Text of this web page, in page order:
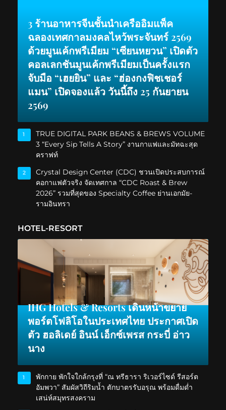
3 ร้านอาหารจีนชั้นนำเครืออิมแพ็ค
ฉลองเทศกาลมงคลไหว้พระจันทร์ 2569
ด้วยมูนเค้กพรีเมียม “เซียนหยวน” เปิดตัว
คอลเลกชันมูนเค้กพรีเมียมเป็นครั้งแรก
จับมือ “เฮยยิน” และ “ฮ่องกงฟิชเชอร์
แมน” เปิดจองแล้ว วันนี้ถึง 25 กันยายน
2569
1
TRUE DIGITAL PARK BEANS & BREWS VOLUME
3 “Every Sip Tells A Story” งานกาแฟและมัทฉะสุด
คราฟท์
2
Crystal Design Center (CDC) ชวนเปิดประสบการณ์
คอกาแฟตัวจริง จัดเทศกาล “CDC Roast & Brew
2026” รวมที่สุดของ Specialty Coffee ย่านเอกมัย-
รามอินทรา
HOTEL-RESORT
IHG Hotels & Resorts เดินหน้าขยาย
พอร์ตโฟลิโอในประเทศไทย ประกาศเปิด
ตัว ฮอลิเดย์ อินน์ เอ็กซ์เพรส กระบี่ อ่าว
นาง
1
พักกาย พักใจใกล้กรุงที่ “ณ ทรีธารา ริเวอร์ไซด์ รีสอร์ต
อัมพวา” สัมผัสวิถีริมน้ำ ตักบาตรรับอรุณ พร้อมดื่มด่ำ
เสน่ห์สมุทรสงคราม